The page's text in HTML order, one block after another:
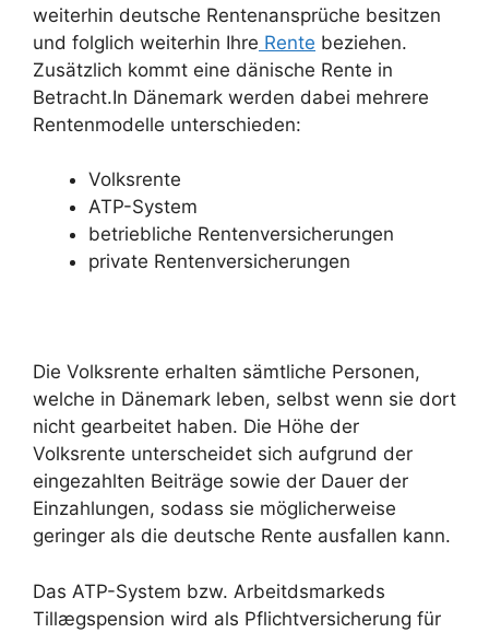
weiterhin deutsche Rentenansprüche besitzen
und folglich weiterhin Ihre Rente beziehen.
Zusätzlich kommt eine dänische Rente in
Betracht.In Dänemark werden dabei mehrere
Rentenmodelle unterschieden:
Volksrente
ATP-System
betriebliche Rentenversicherungen
private Rentenversicherungen
Die Volksrente erhalten sämtliche Personen,
welche in Dänemark leben, selbst wenn sie dort
nicht gearbeitet haben. Die Höhe der
Volksrente unterscheidet sich aufgrund der
eingezahlten Beiträge sowie der Dauer der
Einzahlungen, sodass sie möglicherweise
geringer als die deutsche Rente ausfallen kann.
Das ATP-System bzw. Arbeitdsmarkeds
Tillægspension wird als Pflichtversicherung für